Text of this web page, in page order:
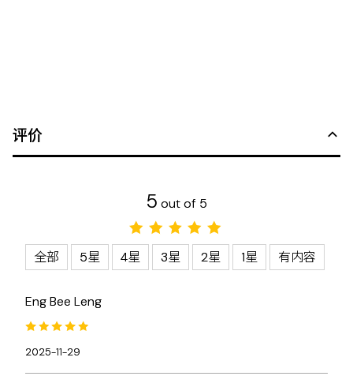
评价
5 out of 5
全部 5星 4星 3星 2星 1星 有内容
Eng Bee Leng
2025-11-29